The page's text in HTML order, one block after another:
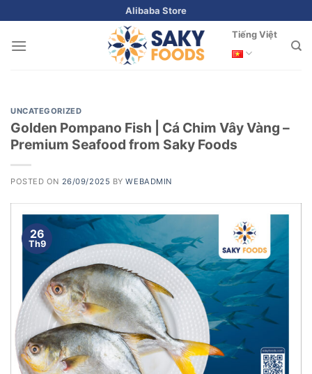
to
content
Alibaba Store
Tiếng Việt
UNCATEGORIZED
Golden Pompano Fish | Cá Chim Vây Vàng –
Premium Seafood from Saky Foods
POSTED ON 26/09/2025 BYWEBADMIN
26
Th9